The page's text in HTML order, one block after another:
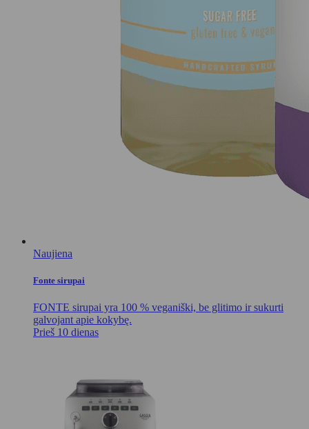
Naujiena
Fonte sirupai
FONTE sirupai yra 100 % veganiški, be glitimo ir sukurti
galvojant apie kokybę.
Prieš 10 dienas